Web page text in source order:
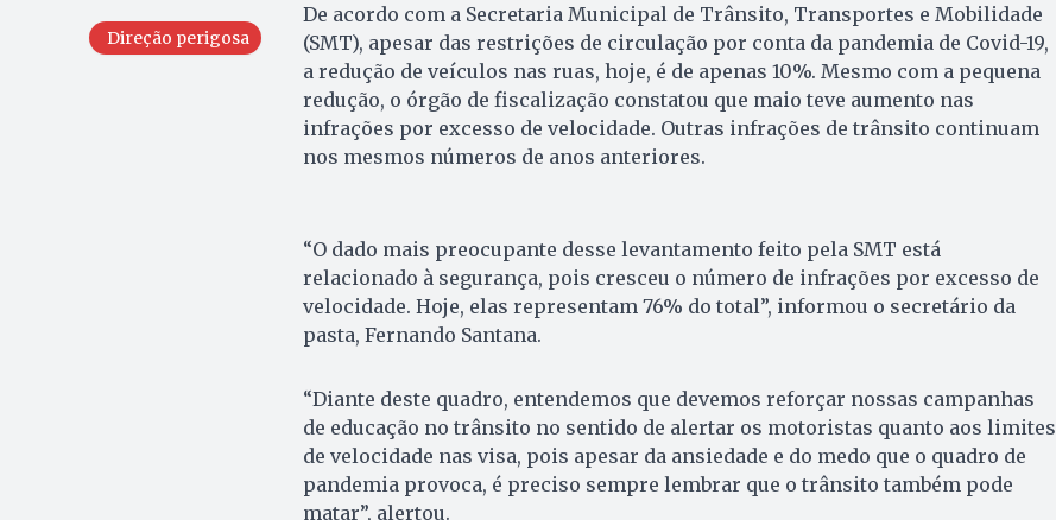
Direção perigosa
De acordo com a Secretaria Municipal de Trânsito, Transportes e Mobilidade
(SMT), apesar das restrições de circulação por conta da pandemia de Covid-19,
a redução de veículos nas ruas, hoje, é de apenas 10%. Mesmo com a pequena
redução, o órgão de fiscalização constatou que maio teve aumento nas
infrações por excesso de velocidade. Outras infrações de trânsito continuam
nos mesmos números de anos anteriores.
“O dado mais preocupante desse levantamento feito pela SMT está
relacionado à segurança, pois cresceu o número de infrações por excesso de
velocidade. Hoje, elas representam 76% do total”, informou o secretário da
pasta, Fernando Santana.
“Diante deste quadro, entendemos que devemos reforçar nossas campanhas
de educação no trânsito no sentido de alertar os motoristas quanto aos limites
de velocidade nas visa, pois apesar da ansiedade e do medo que o quadro de
pandemia provoca, é preciso sempre lembrar que o trânsito também pode
matar”, alertou.